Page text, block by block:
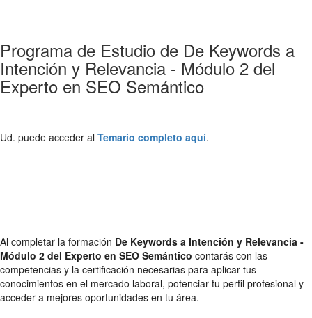
Programa de Estudio de De Keywords a
Intención y Relevancia - Módulo 2 del
Experto en SEO Semántico
Ud. puede acceder al Temario completo aquí.
Al completar la formación De Keywords a Intención y Relevancia -
Módulo 2 del Experto en SEO Semántico contarás con las
competencias y la certificación necesarias para aplicar tus
conocimientos en el mercado laboral, potenciar tu perfil profesional y
acceder a mejores oportunidades en tu área.